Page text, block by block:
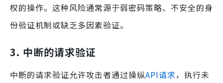
权的操作。这种风险通常源于弱密码策略、不安全的身
份验证机制或缺乏多因素验证。
3. 中断的请求验证
中断的请求验证允许攻击者通过操纵API请求，执行未